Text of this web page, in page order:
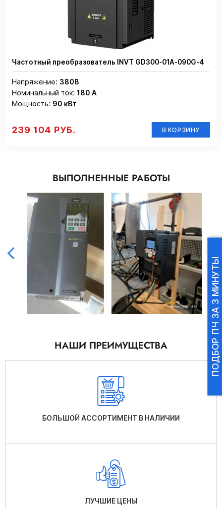
Частотный преобразователь INVT GD300-01A-090G-4
Напряжение: 380В
Номинальный ток: 180 А
Мощность: 90 кВт
239 104 РУБ. В КОРЗИНУ
ВЫПОЛНЕННЫЕ РАБОТЫ
НАШИ ПРЕИМУЩЕСТВА
БОЛЬШОЙ АССОРТИМЕНТ В НАЛИЧИИ
ЛУЧШИЕ ЦЕНЫ
ПОДБОР ПЧ ЗА 3 МИНУТЫ